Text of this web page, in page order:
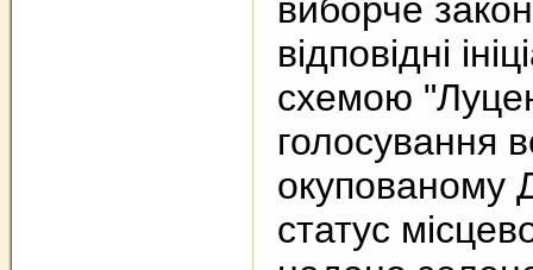
виборче
відповідні
схемою
голосування
окупованому
статус